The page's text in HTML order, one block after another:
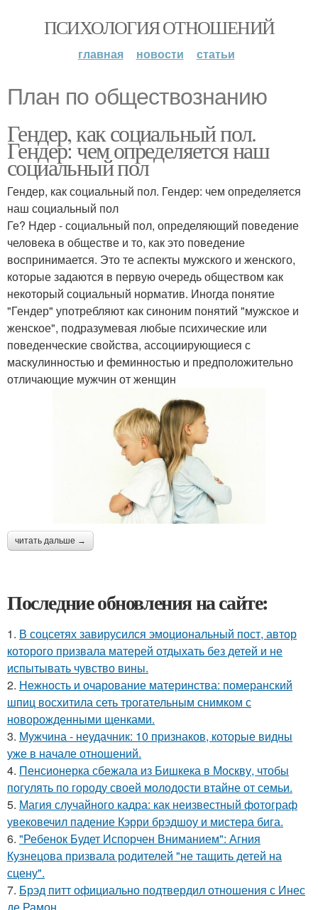
ПСИХОЛОГИЯ ОТНОШЕНИЙ
главная новости статьи
План по обществознанию
Гендер, как социальный пол.
Гендер: чем определяется наш
социальный пол
Гендер, как социальный пол. Гендер: чем определяется
наш социальный пол
Ге? Ндер - социальный пол, определяющий поведение
человека в обществе и то, как это поведение
воспринимается. Это те аспекты мужского и женского,
которые задаются в первую очередь обществом как
некоторый социальный норматив. Иногда понятие
"Гендер" употребляют как синоним понятий "мужское и
женское", подразумевая любые психические или
поведенческие свойства, ассоциирующиеся с
маскулинностью и феминностью и предположительно
отличающие мужчин от женщин
читать дальше →
Последние обновления на сайте:
1. В соцсетях завирусился эмоциональный пост, автор
которого призвала матерей отдыхать без детей и не
испытывать чувство вины.
2. Нежность и очарование материнства: померанский
шпиц восхитила сеть трогательным снимком с
новорожденными щенками.
3. Мужчина - неудачник: 10 признаков, которые видны
уже в начале отношений.
4. Пенсионерка сбежала из Бишкека в Москву, чтобы
погулять по городу своей молодости втайне от семьи.
5. Магия случайного кадра: как неизвестный фотограф
увековечил падение Кэрри брэдшоу и мистера бига.
6. "Ребенок Будет Испорчен Вниманием": Агния
Кузнецова призвала родителей "не тащить детей на
сцену".
7. Брэд питт официально подтвердил отношения с Инес